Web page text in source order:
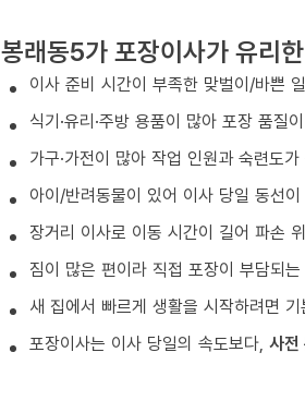
봉래동5가 포장이사가 유리
이사 준비 시간이 부족한 맞벌이/바쁜
식기·유리·주방 용품이 많아 포장 품질
가구·가전이 많아 작업 인원과 숙련도
아이/반려동물이 있어 이사 당일 동선
장거리 이사로 이동 시간이 길어 파손
짐이 많은 편이라 직접 포장이 부담되는
새 집에서 빠르게 생활을 시작하려면
포장이사는 이사 당일의 속도보다, 사전